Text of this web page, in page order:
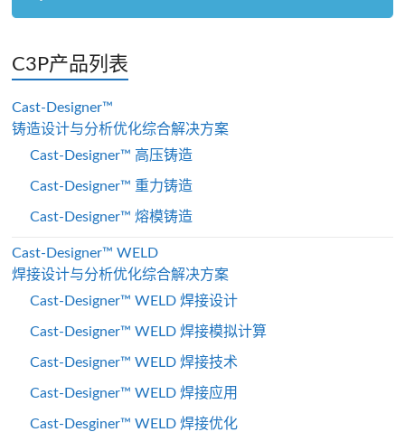
C3P产品列表
Cast-Designer™
铸造设计与分析优化综合解决方案
Cast-Designer™ 高压铸造
Cast-Designer™ 重力铸造
Cast-Designer™ 熔模铸造
Cast-Designer™ WELD
焊接设计与分析优化综合解决方案
Cast-Designer™ WELD 焊接设计
Cast-Designer™ WELD 焊接模拟计算
Cast-Designer™ WELD 焊接技术
Cast-Designer™ WELD 焊接应用
Cast-Desginer™ WELD 焊接优化